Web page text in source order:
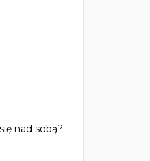
nad sobą?